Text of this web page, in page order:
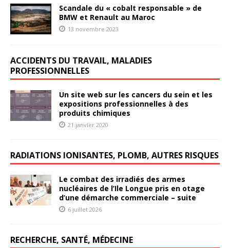
Scandale du « cobalt responsable » de
BMW et Renault au Maroc
13 novembre 2023
ACCIDENTS DU TRAVAIL, MALADIES
PROFESSIONNELLES
Un site web sur les cancers du sein et les
expositions professionnelles à des
produits chimiques
21 janvier 2020
RADIATIONS IONISANTES, PLOMB, AUTRES RISQUES
Le combat des irradiés des armes
nucléaires de l’Ile Longue pris en otage
d’une démarche commerciale – suite
6 juillet 2026
RECHERCHE, SANTÉ, MÉDECINE